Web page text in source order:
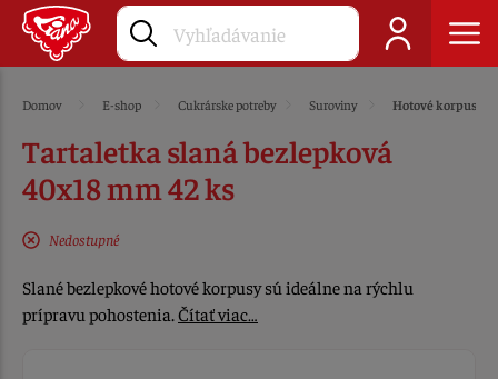
Domov E-shop Cukrárske potreby Suroviny Hotové korpusy
Tartaletka slaná bezlepková
40x18 mm 42 ks
Nedostupné
Slané bezlepkové hotové korpusy sú ideálne na rýchlu
prípravu pohostenia.Čítať viac…